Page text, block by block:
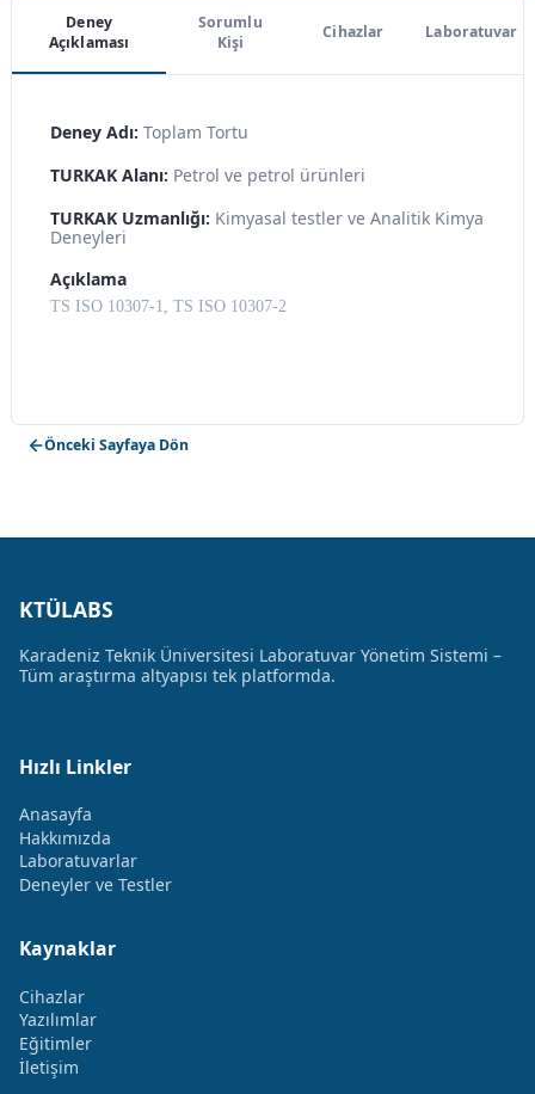
Deney
Açıklaması
Sorumlu
Kişi
Cihazlar Laboratuvar
Deney Adı: Toplam Tortu
TURKAK Alanı: Petrol ve petrol ürünleri
TURKAK Uzmanlığı: Kimyasal testler ve Analitik Kimya
Deneyleri
Açıklama
TS ISO 10307-1, TS ISO 10307-2
Önceki Sayfaya Dön
KTÜLABS
Karadeniz Teknik Üniversitesi Laboratuvar Yönetim Sistemi –
Tüm araştırma altyapısı tek platformda.
Hızlı Linkler
Anasayfa
Hakkımızda
Laboratuvarlar
Deneyler ve Testler
Kaynaklar
Cihazlar
Yazılımlar
Eğitimler
İletişim